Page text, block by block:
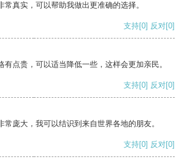
常真实，可以帮助我做出更准确的选择。
支持[0] 反对[0]
有点贵，可以适当降低一些，这样会更加亲民。
支持[0] 反对[0]
常庞大，我可以结识到来自世界各地的朋友。
支持[0] 反对[0]